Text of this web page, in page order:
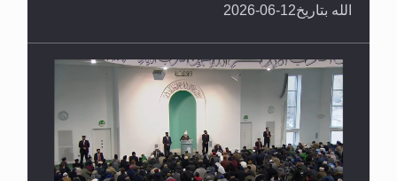
الله بتاريخ12-06-2026